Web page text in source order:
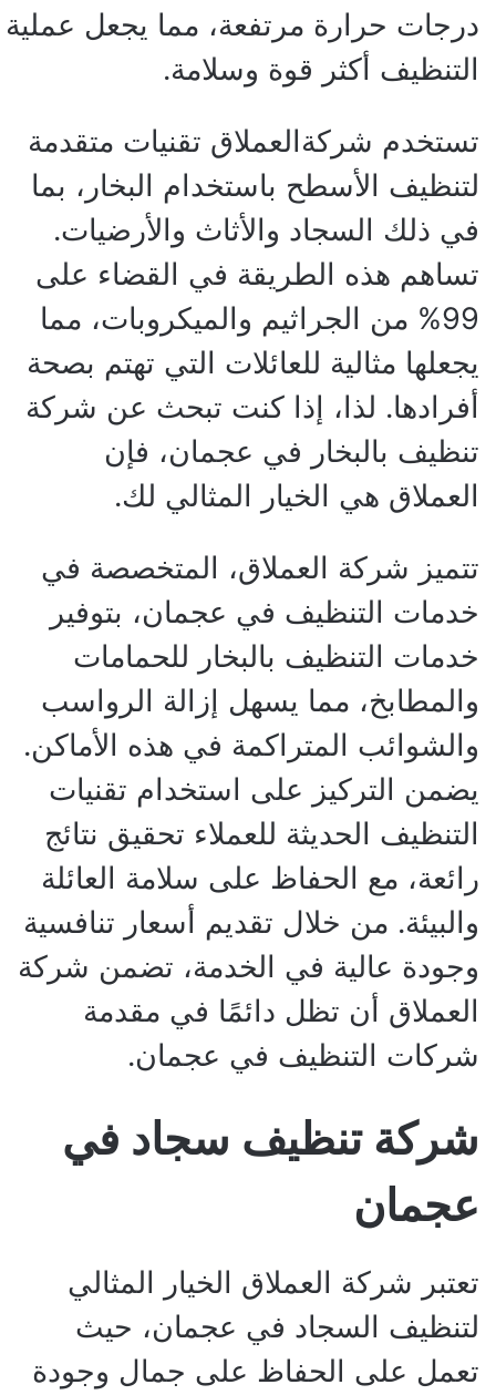
درجات حرارة مرتفعة، مما يجعل عملية
التنظيف أكثر قوة وسلامة.
تستخدم شركةالعملاق تقنيات متقدمة
لتنظيف الأسطح باستخدام البخار، بما
في ذلك السجاد والأثاث والأرضيات.
تساهم هذه الطريقة في القضاء على
99% من الجراثيم والميكروبات، مما
يجعلها مثالية للعائلات التي تهتم بصحة
أفرادها. لذا، إذا كنت تبحث عن شركة
تنظيف بالبخار في عجمان، فإن
العملاق هي الخيار المثالي لك.
تتميز شركة العملاق، المتخصصة في
خدمات التنظيف في عجمان، بتوفير
خدمات التنظيف بالبخار للحمامات
والمطابخ، مما يسهل إزالة الرواسب
والشوائب المتراكمة في هذه الأماكن.
يضمن التركيز على استخدام تقنيات
التنظيف الحديثة للعملاء تحقيق نتائج
رائعة، مع الحفاظ على سلامة العائلة
والبيئة. من خلال تقديم أسعار تنافسية
وجودة عالية في الخدمة، تضمن شركة
العملاق أن تظل دائمًا في مقدمة
شركات التنظيف في عجمان.
شركة تنظيف سجاد في
عجمان
تعتبر شركة العملاق الخيار المثالي
لتنظيف السجاد في عجمان، حيث
تعمل على الحفاظ على جمال وجودة